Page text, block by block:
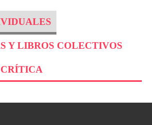
Y LIBROS COLECTIVOS
CRÍTICA